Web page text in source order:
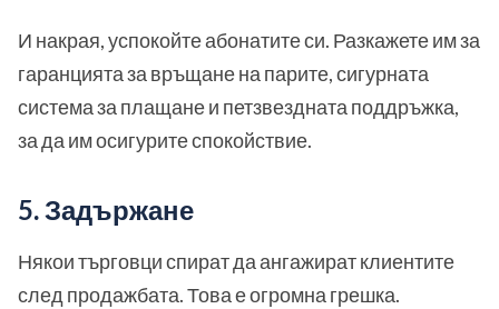
И накрая, успокойте абонатите си. Разкажете им за
гаранцията за връщане на парите, сигурната
система за плащане и петзвездната поддръжка,
за да им осигурите спокойствие.
5. Задържане
Някои търговци спират да ангажират клиентите
след продажбата. Това е огромна грешка.